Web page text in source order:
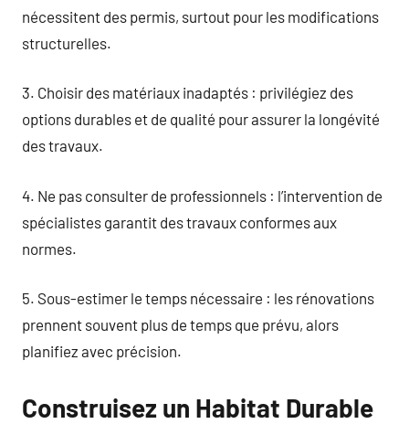
nécessitent des permis, surtout pour les modifications
structurelles.
3. Choisir des matériaux inadaptés : privilégiez des
options durables et de qualité pour assurer la longévité
des travaux.
4. Ne pas consulter de professionnels : l’intervention de
spécialistes garantit des travaux conformes aux
normes.
5. Sous-estimer le temps nécessaire : les rénovations
prennent souvent plus de temps que prévu, alors
planifiez avec précision.
Construisez un Habitat Durable